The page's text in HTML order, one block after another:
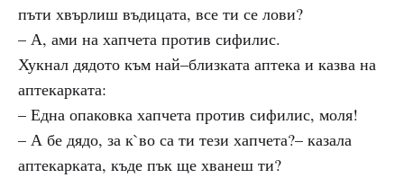
пъти хвърлиш въдицата, все ти се лови?
– А, ами на хапчета против сифилис.
Хукнал дядото към най–близката аптека и казва на
аптекарката:
– Една опаковка хапчета против сифилис, моля!
– А бе дядо, за к`во са ти тези хапчета?– казала
аптекарката, къде пък ще хванеш ти?